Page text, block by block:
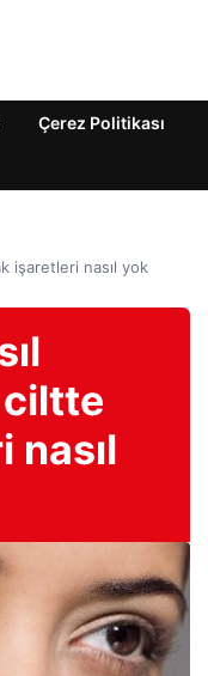
Çerez Politikası
işaretleri nasıl yok
ciltte
nasıl